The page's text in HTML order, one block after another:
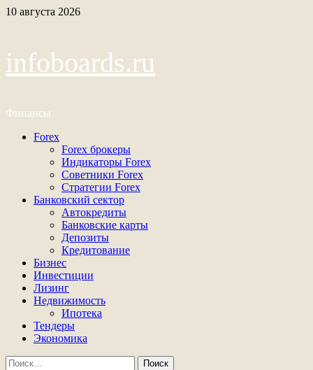
Перейти
10 августа 2026
infoboards.ru
Финансы
Основное
Forex
Forex брокеры
Индикаторы Forex
Советники Forex
Стратегии Forex
Банковский сектор
Автокредиты
Банковские карты
Депозиты
Кредитование
Бизнес
Инвестиции
Лизинг
Недвижимость
Ипотека
Тендеры
Экономика
Найти: